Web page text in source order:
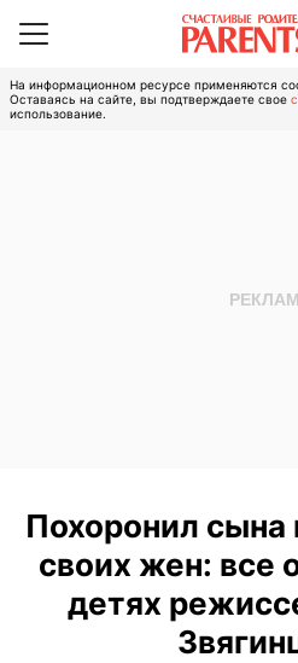
На информационном ресурсе применяются
Оставаясь на сайте, вы подтверждаете свое
использование.
Похоронил сына
своих жен: все
детях